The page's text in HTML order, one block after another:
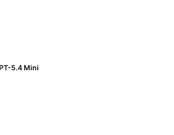
5.4 Mini